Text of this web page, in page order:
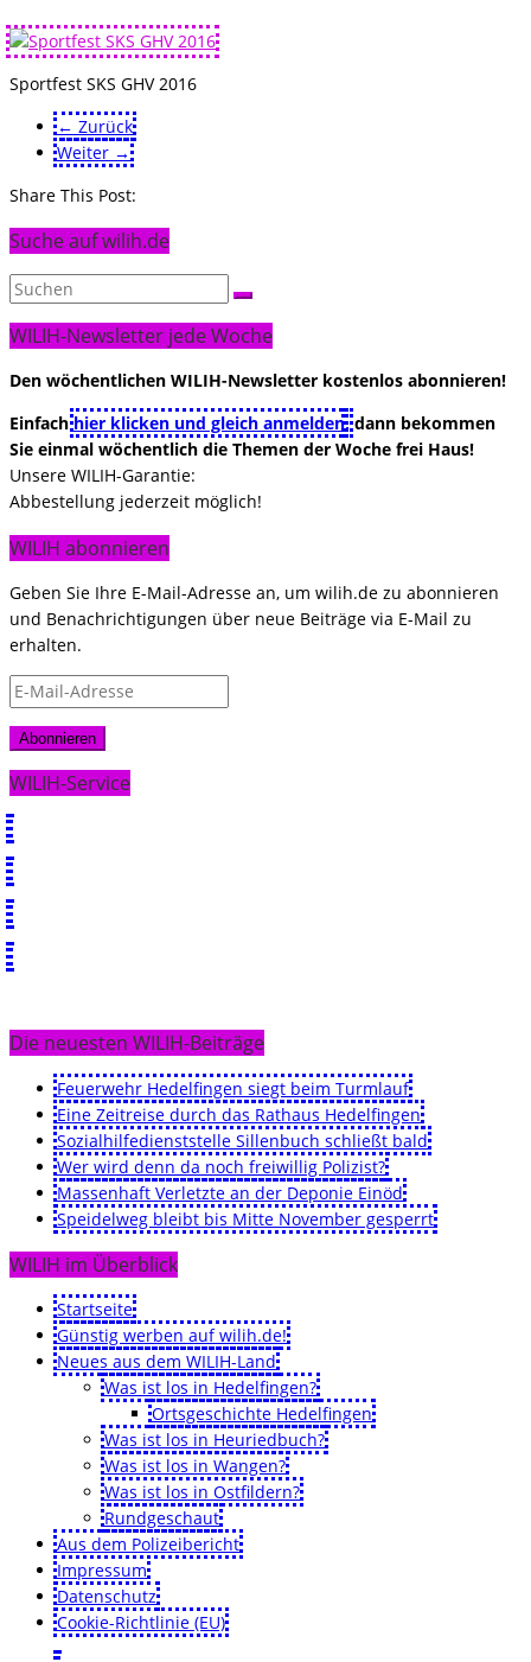
Sportfest SKS GHV 2016
← Zurück
Weiter →
Share This Post:
Suche auf wilih.de
WILIH-Newsletter jede Woche
Den wöchentlichen WILIH-Newsletter kostenlos abonnieren!
Einfachhier klicken und gleich anmelden,dann bekommen
Sie einmal wöchentlich die Themen der Woche frei Haus!
Unsere WILIH-Garantie:
Abbestellung jederzeit möglich!
WILIH abonnieren
Geben Sie Ihre E-Mail-Adresse an, um wilih.de zu abonnieren
und Benachrichtigungen über neue Beiträge via E-Mail zu
erhalten.
E-
Mail-
Adresse
Abonnieren
WILIH-Service
Die neuesten WILIH-Beiträge
Feuerwehr Hedelfingen siegt beim Turmlauf
Eine Zeitreise durch das Rathaus Hedelfingen
Sozialhilfedienststelle Sillenbuch schließt bald
Wer wird denn da noch freiwillig Polizist?
Massenhaft Verletzte an der Deponie Einöd
Speidelweg bleibt bis Mitte November gesperrt
WILIH im Überblick
Startseite
Günstig werben auf wilih.de!
Neues aus dem WILIH-Land
Was ist los in Hedelfingen?
Ortsgeschichte Hedelfingen
Was ist los in Heuriedbuch?
Was ist los in Wangen?
Was ist los in Ostfildern?
Rundgeschaut
Aus dem Polizeibericht
Impressum
Datenschutz
Cookie-Richtlinie (EU)